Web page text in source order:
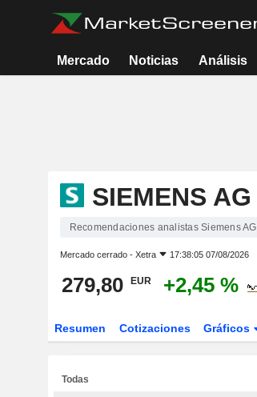
Mercado Noticias Análisis
SIEMENS AG
Recomendaciones analistas Siemens AG
Mercado cerrado - Xetra 17:38:05 07/08/2026
279,80 EUR +2,45 %
Resumen Cotizaciones Gráficos
Todas